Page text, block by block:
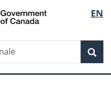
Passer
au
principal
Passer
à
Au
du
Passer
à
version
simplifiée
de
la
EN